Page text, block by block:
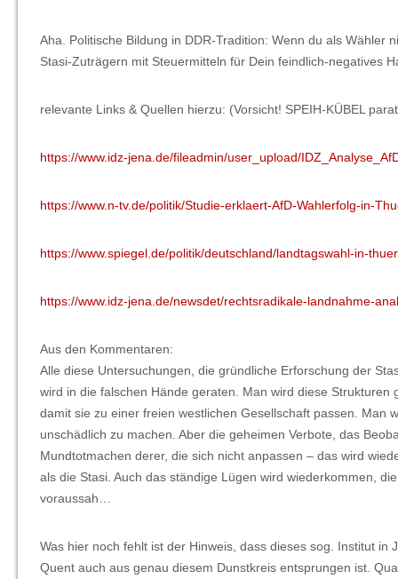
Aha. Politische Bildung in DDR-Tradition: Wenn du als Wähler
Stasi-Zuträgern mit Steuermitteln für Dein feindlich-negatives
relevante Links & Quellen hierzu: (Vorsicht! SPEIH-KÜBEL
https://www.idz-jena.de/fileadmin/user_upload/
https://www.n-tv.de/politik/Studie-erklaert-AfD-Wahlerfolg-in-
https://www.spiegel.de/politik/deutschland/landtagswahl-in-
https://www.idz-jena.de/newsdet/rechtsradikale-landnahme-
Aus den Kommentaren:
Alle diese Untersuchungen, die gründliche Erforschung der
wird in die falschen Hände geraten. Man wird diese
damit sie zu einer freien westlichen Gesellschaft passen. Man
unschädlich zu machen. Aber die geheimen Verbote, das
Mundtotmachen derer, die sich nicht anpassen – das wird
als die Stasi. Auch das ständige Lügen wird wiederkommen,
voraussah…
Was hier noch fehlt ist der Hinweis, dass dieses sog. Institut
Quent auch aus genau diesem Dunstkreis entsprungen ist.